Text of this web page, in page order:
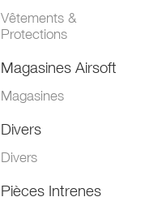
Vêtements &
Protections
Magasines Airsoft
Magasines
Divers
Divers
Pièces Intrenes